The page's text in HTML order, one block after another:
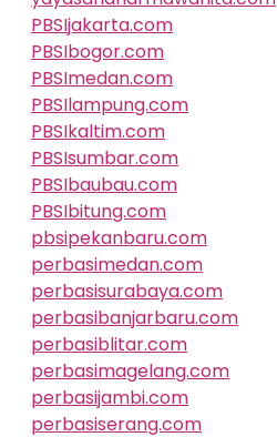
PBSIjakarta.com
PBSIbogor.com
PBSImedan.com
PBSIlampung.com
PBSIkaltim.com
PBSIsumbar.com
PBSIbaubau.com
PBSIbitung.com
pbsipekanbaru.com
perbasimedan.com
perbasisurabaya.com
perbasibanjarbaru.com
perbasiblitar.com
perbasimagelang.com
perbasijambi.com
perbasiserang.com